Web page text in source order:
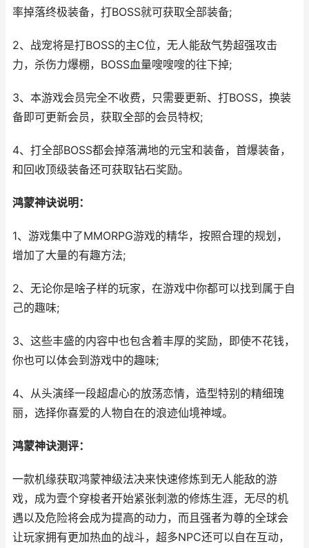
率掉落终极装备，打BOSS就可获取全部装备;
2、战宠将是打BOSS的主C位，无人能敌气势超强攻击
力，杀伤力爆棚，BOSS血量嗖嗖嗖的往下掉;
3、本游戏会员完全不收费，只需要更新、打BOSS，换装
备即可更新会员，获取全部的会员特权;
4、打全部BOSS都会掉落满地的元宝和装备，首爆装备，
和回收顶级装备还可获取钻石奖励。
鸿蒙神诀说明：
1、游戏集中了MMORPG游戏的精华，按照合理的规划，
增加了大量的有趣方法;
2、无论你是啥子样的玩家，在游戏中你都可以找到属于自
己的趣味;
3、这些丰盛的内容中也包含着丰厚的奖励，即使不花钱，
你也可以体会到游戏中的趣味;
4、从头演绎一段超虐心的放荡恋情，造型特别的精细瑰
丽，选择你喜爱的人物自在的浪迹仙境神域。
鸿蒙神诀测评：
一款机缘获取鸿蒙神级法决来快速修炼到无人能敌的游
戏，成为壹个穿梭者开始紧张刺激的修炼生涯，无尽的机
遇以及危险将会成为提高的动力，而且强者为尊的全球会
让玩家拥有更加热血的战斗，超多NPC还可以自在互动，